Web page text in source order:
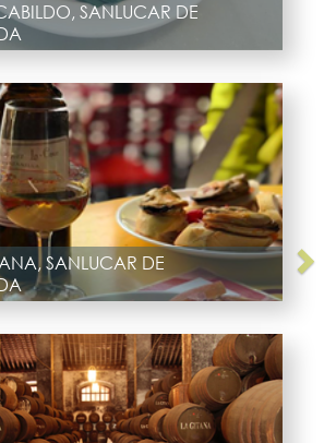
SANLUCAR DE
SANLUCAR DE